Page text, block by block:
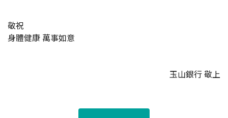
敬祝
身體健康 萬事如意
玉山銀行 敬上